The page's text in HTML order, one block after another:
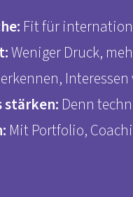
Fit für
Weniger Druck,
stärken: Denn
Mit Portfolio,